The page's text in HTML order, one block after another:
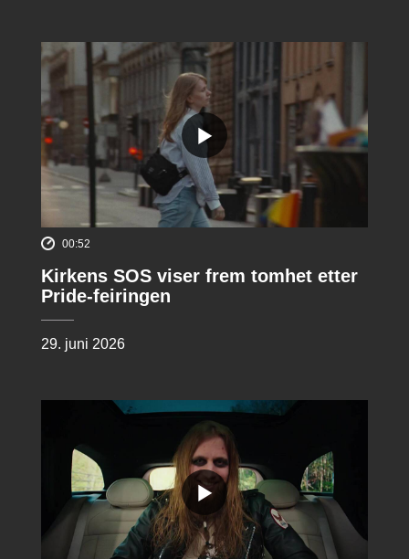
00:52
Kirkens SOS viser frem tomhet etter
Pride-feiringen
29. juni 2026